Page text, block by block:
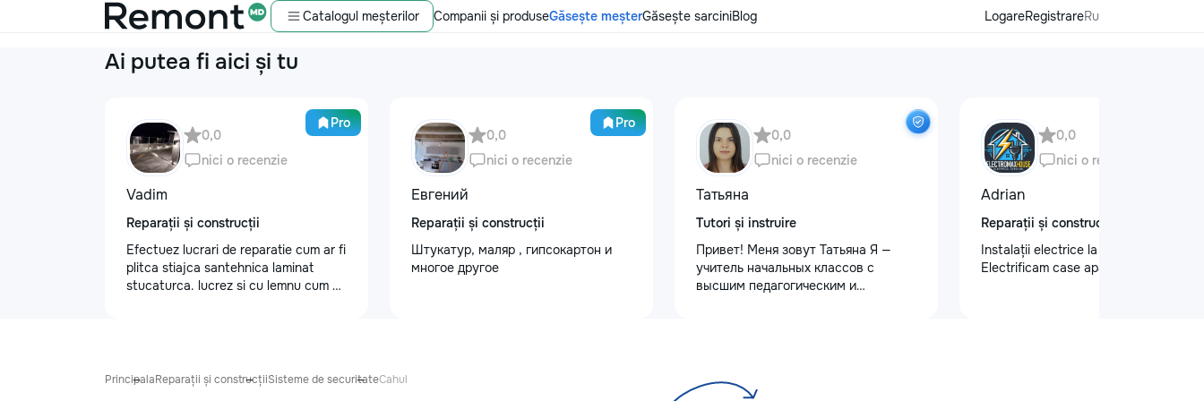
Catalogul meșterilor Companii și produseGăsește meșterGăsește sarciniBlog LogareRegistrareRu
Ai putea fi aici și tu
Pro
0,0
nici o recenzie
Vadim
Reparații și construcții
Efectuez lucrari de reparatie cum ar fi
plitca stiajca santehnica laminat
stucaturca. lucrez si cu lemnu cum ar
Pro
0,0
nici o recenzie
Евгений
Reparații și construcții
Штукатур, маляр , гипсокартон и
многое другое
0,0
nici o recenzie
Татьяна
Tutori și instruire
Привет! Меня зовут Татьяна Я —
учитель начальных классов с
высшим педагогическим и
✨ развитие речи и логического
0,0
nici o recenzie
Adrian
Reparații și construcții
Instalații electrice la cel mai înalt nivel
Electrificam case apartamente oficii
PrincipalaReparații și construcțiiSisteme de securitateCahul